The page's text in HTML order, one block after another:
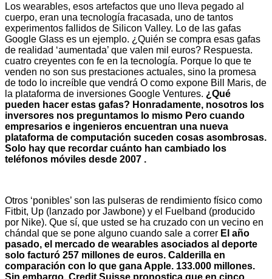
Los wearables, esos artefactos que uno lleva pegado al
cuerpo, eran una tecnología fracasada, uno de tantos
experimentos fallidos de Silicon Valley. Lo de las gafas
Google Glass es un ejemplo. ¿Quién se compra esas gafas
de realidad ‘aumentada’ que valen mil euros? Respuesta.
cuatro creyentes con fe en la tecnología. Porque lo que te
venden no son sus prestaciones actuales, sino la promesa
de todo lo increíble que vendrá O como expone Bill Maris, de
la plataforma de inversiones Google Ventures. ¿Qué
pueden hacer estas gafas? Honradamente, nosotros los
inversores nos preguntamos lo mismo Pero cuando
empresarios e ingenieros encuentran una nueva
plataforma de computación suceden cosas asombrosas.
Solo hay que recordar cuánto han cambiado los
teléfonos móviles desde 2007 .
Otros ‘ponibles’ son las pulseras de rendimiento físico como
Fitbit, Up (lanzado por Jawbone) y el Fuelband (producido
por Nike). Que sí, que usted se ha cruzado con un vecino en
chándal que se pone alguno cuando sale a correr El año
pasado, el mercado de wearables asociados al deporte
solo facturó 257 millones de euros. Calderilla en
comparación con lo que gana Apple. 133.000 millones.
Sin embargo, Credit Suisse pronostica que en cinco